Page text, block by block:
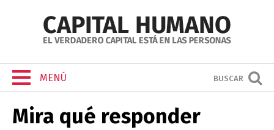
MENÚ BUSCAR
Mira qué responder